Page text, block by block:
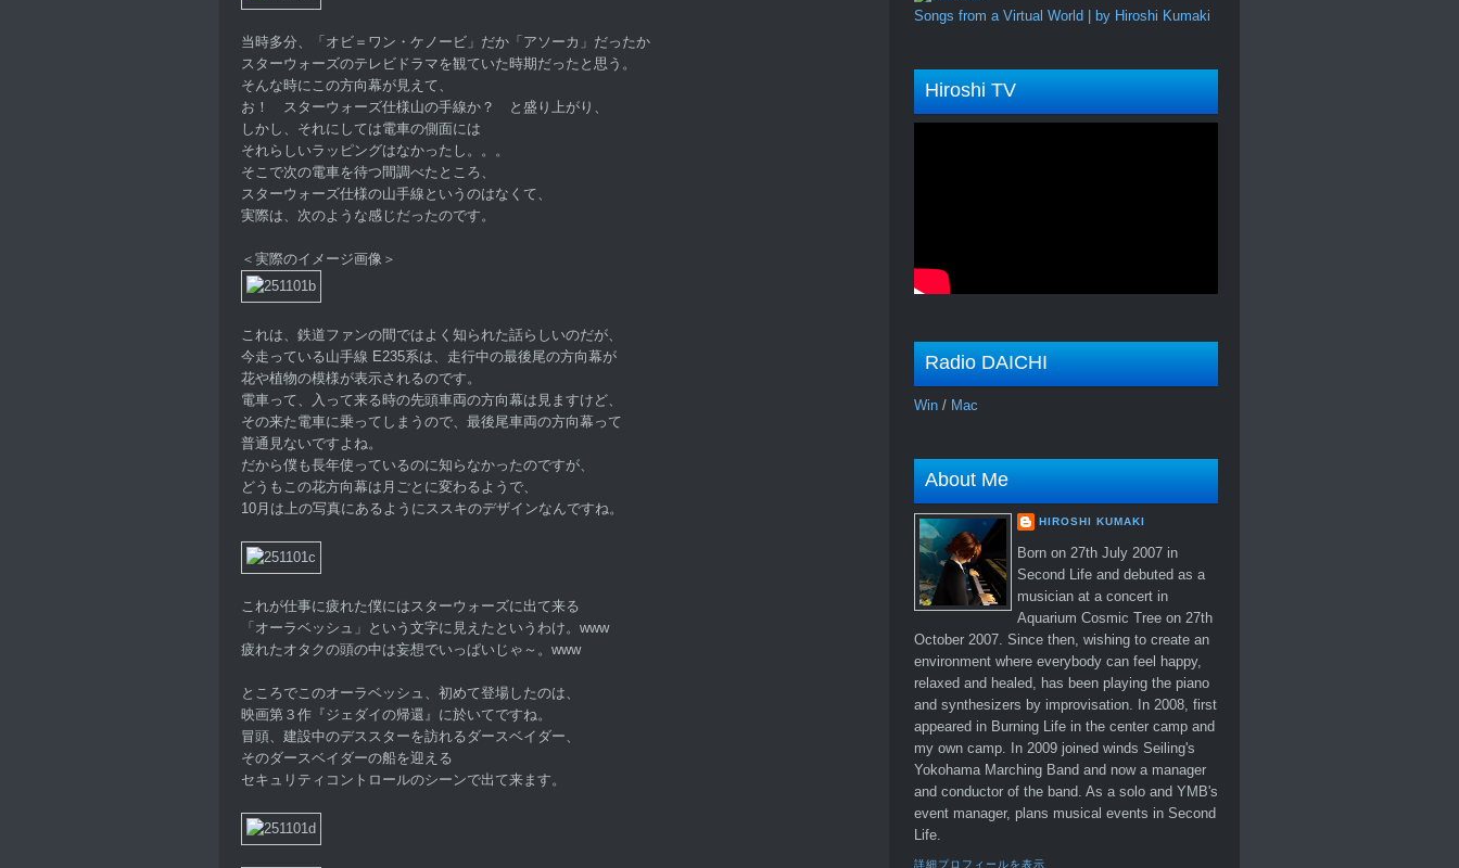
当時多分、「オビ＝ワン・ケノービ」だか「アソーカ」だったか
スターウォーズのテレビドラマを観ていた時期だったと思う。
そんな時にこの方向幕が見えて、
お！ スターウォーズ仕様山の手線か？ と盛り上がり、
しかし、それにしては電車の側面には
それらしいラッピングはなかったし。。。
そこで次の電車を待つ間調べたところ、
スターウォーズ仕様の山手線というのはなくて、
実際は、次のような感じだったのです。
＜実際のイメージ画像＞
これは、鉄道ファンの間ではよく知られた話らしいのだが、
今走っている山手線 E235系は、走行中の最後尾の方向幕が
花や植物の模様が表示されるのです。
電車って、入って来る時の先頭車両の方向幕は見ますけど、
その来た電車に乗ってしまうので、最後尾車両の方向幕って
普通見ないですよね。
だから僕も長年使っているのに知らなかったのですが、
どうもこの花方向幕は月ごとに変わるようで、
10月は上の写真にあるようにススキのデザインなんですね。
これが仕事に疲れた僕にはスターウォーズに出て来る
「オーラベッシュ」という文字に見えたというわけ。www
疲れたオタクの頭の中は妄想でいっぱいじゃ～。www
ところでこのオーラベッシュ、初めて登場したのは、
映画第３作『ジェダイの帰還』に於いてですね。
冒頭、建設中のデススターを訪れるダースベイダー、
そのダースベイダーの船を迎える
セキュリティコントロールのシーンで出て来ます。
Songs from a Virtual World | by Hiroshi Kumaki
Hiroshi TV
Radio DAICHI
Win / Mac
About Me
HIROSHI KUMAKI
Born on 27th July 2007 in
Second Life and debuted as a
musician at a concert in
Aquarium Cosmic Tree on 27th
October 2007. Since then, wishing to create an
environment where everybody can feel happy,
relaxed and healed, has been playing the piano
and synthesizers by improvisation. In 2008, first
appeared in Burning Life in the center camp and
my own camp. In 2009 joined winds Seiling's
Yokohama Marching Band and now a manager
and conductor of the band. As a solo and YMB's
event manager, plans musical events in Second
Life.
詳細プロフィールを表示